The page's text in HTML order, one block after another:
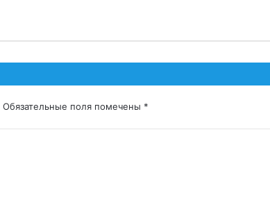
Обязательные поля помечены *